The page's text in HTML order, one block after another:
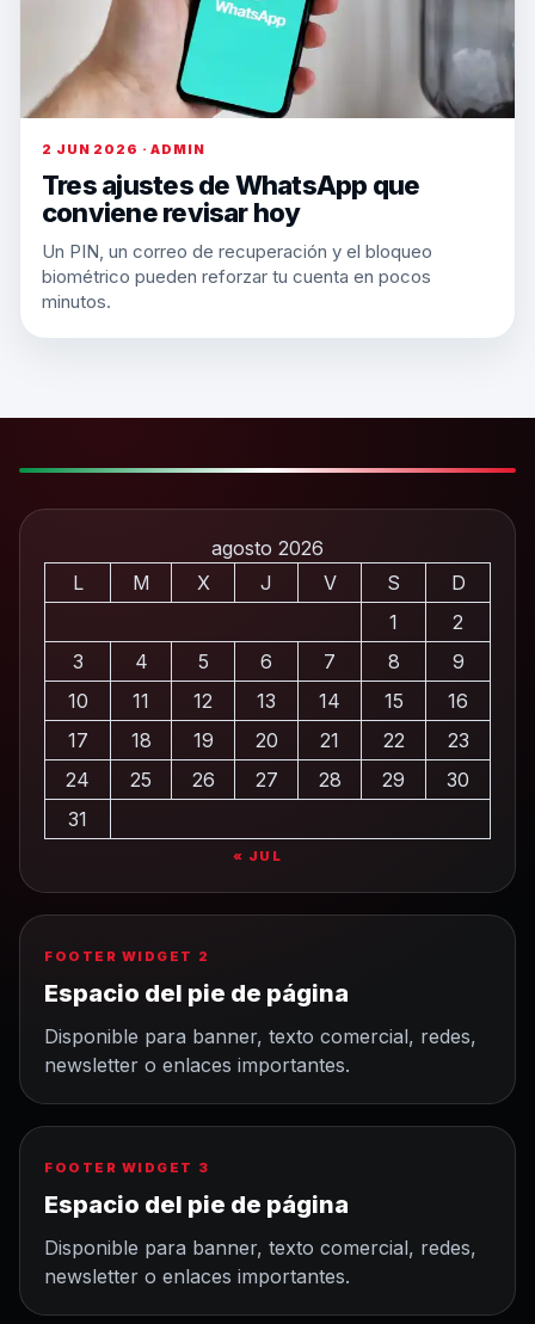
2 JUN 2026 · ADMIN
Tres ajustes de WhatsApp que
conviene revisar hoy
Un PIN, un correo de recuperación y el bloqueo
biométrico pueden reforzar tu cuenta en pocos
minutos.
agosto 2026
L
M X J V S
D
1
2
3
4 5 6 7 8
9
10
11 12 13 14 15
16
17
18 19 20 21 22
23
24
25 26 27 28 29
30
31
« JUL
FOOTER WIDGET 2
Espacio del pie de página
Disponible para banner, texto comercial, redes,
newsletter o enlaces importantes.
FOOTER WIDGET 3
Espacio del pie de página
Disponible para banner, texto comercial, redes,
newsletter o enlaces importantes.